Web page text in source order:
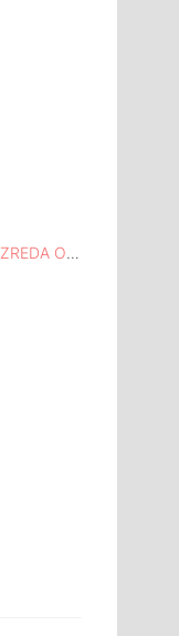
POSJETA UČENIKA VIII RAZREDA OŠ KŠC “SV. FRANJO” TUZLA MEĐUNARODNOJ GALERIJI PORTRETA TUZLA